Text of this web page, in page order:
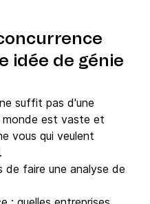
idée de génie
suffit pas d'une
monde est vaste et
vous qui veulent
de faire une analyse de